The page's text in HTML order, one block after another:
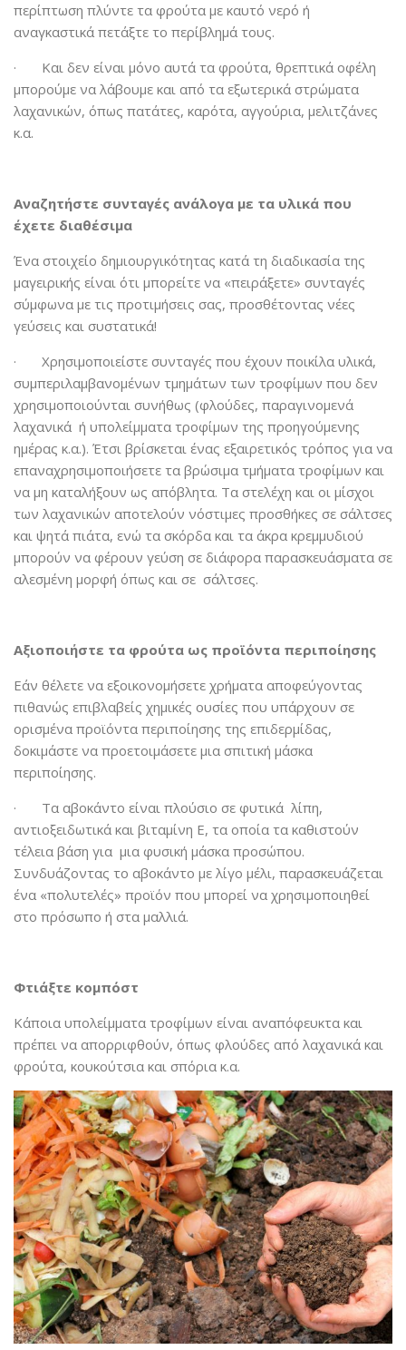
περίπτωση πλύντε τα φρούτα με καυτό νερό ή
αναγκαστικά πετάξτε το περίβλημά τους.
· Και δεν είναι μόνο αυτά τα φρούτα, θρεπτικά οφέλη
μπορούμε να λάβουμε και από τα εξωτερικά στρώματα
λαχανικών, όπως πατάτες, καρότα, αγγούρια, μελιτζάνες
κ.α.
Αναζητήστε συνταγές ανάλογα με τα υλικά που
έχετε διαθέσιμα
Ένα στοιχείο δημιουργικότητας κατά τη διαδικασία της
μαγειρικής είναι ότι μπορείτε να «πειράξετε» συνταγές
σύμφωνα με τις προτιμήσεις σας, προσθέτοντας νέες
γεύσεις και συστατικά!
· Χρησιμοποιείστε συνταγές που έχουν ποικίλα υλικά,
συμπεριλαμβανομένων τμημάτων των τροφίμων που δεν
χρησιμοποιούνται συνήθως (φλούδες, παραγινομενά
λαχανικά ή υπολείμματα τροφίμων της προηγούμενης
ημέρας κ.α.). Έτσι βρίσκεται ένας εξαιρετικός τρόπος για να
επαναχρησιμοποιήσετε τα βρώσιμα τμήματα τροφίμων και
να μη καταλήξουν ως απόβλητα. Τα στελέχη και οι μίσχοι
των λαχανικών αποτελούν νόστιμες προσθήκες σε σάλτσες
και ψητά πιάτα, ενώ τα σκόρδα και τα άκρα κρεμμυδιού
μπορούν να φέρουν γεύση σε διάφορα παρασκευάσματα σε
αλεσμένη μορφή όπως και σε σάλτσες.
Αξιοποιήστε τα φρούτα ως προϊόντα περιποίησης
Εάν θέλετε να εξοικονομήσετε χρήματα αποφεύγοντας
πιθανώς επιβλαβείς χημικές ουσίες που υπάρχουν σε
ορισμένα προϊόντα περιποίησης της επιδερμίδας,
δοκιμάστε να προετοιμάσετε μια σπιτική μάσκα
περιποίησης.
· Τα αβοκάντο είναι πλούσιο σε φυτικά λίπη,
αντιοξειδωτικά και βιταμίνη Ε, τα οποία τα καθιστούν
τέλεια βάση για μια φυσική μάσκα προσώπου.
Συνδυάζοντας το αβοκάντο με λίγο μέλι, παρασκευάζεται
ένα «πολυτελές» προϊόν που μπορεί να χρησιμοποιηθεί
στο πρόσωπο ή στα μαλλιά.
Φτιάξτε κομπόστ
Κάποια υπολείμματα τροφίμων είναι αναπόφευκτα και
πρέπει να απορριφθούν, όπως φλούδες από λαχανικά και
φρούτα, κουκούτσια και σπόρια κ.α.